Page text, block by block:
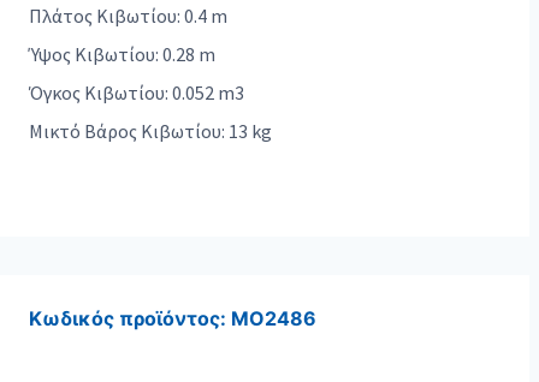
Πλάτος Κιβωτίου: 0.4 m
Ύψος Κιβωτίου: 0.28 m
Όγκος Κιβωτίου: 0.052 m3
Μικτό Βάρος Κιβωτίου: 13 kg
Κωδικός προϊόντος: MO2486